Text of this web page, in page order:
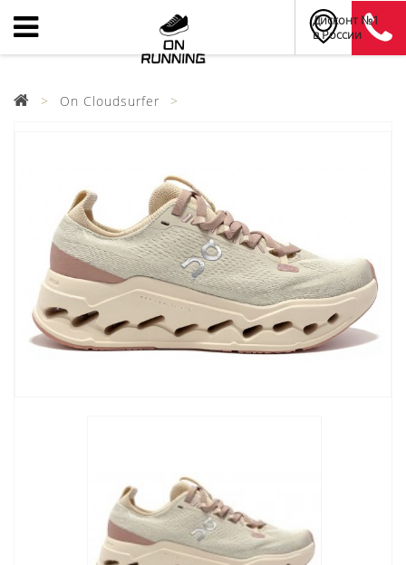
Дисконт №1
в России
On Cloudsurfer